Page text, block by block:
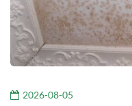
2026-08-05